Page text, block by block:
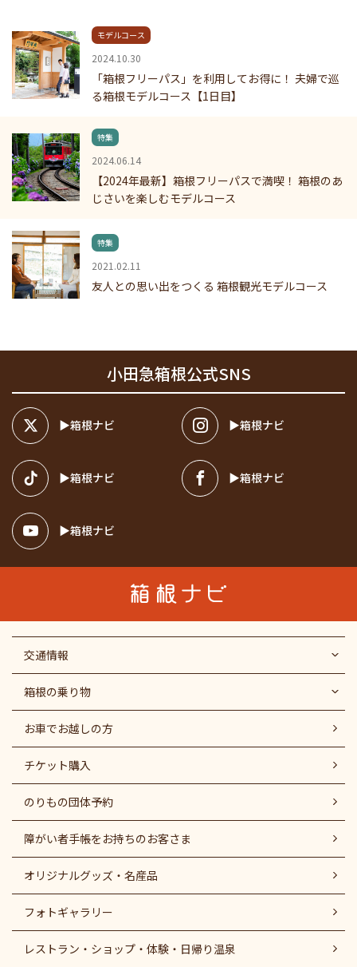
モデルコース
2024.10.30
「箱根フリーパス」を利用してお得に！ 夫婦で巡
る箱根モデルコース【1日目】
特集
2024.06.14
【2024年最新】箱根フリーパスで満喫！ 箱根のあ
じさいを楽しむモデルコース
特集
2021.02.11
友人との思い出をつくる 箱根観光モデルコース
小田急箱根公式SNS
箱根ナビ 箱根ナビ
箱根ナビ 箱根ナビ
箱根ナビ
交通情報
箱根の乗り物
お車でお越しの方
チケット購入
のりもの団体予約
障がい者⼿帳をお持ちのお客さま
オリジナルグッズ・名産品
フォトギャラリー
レストラン・ショップ・体験・日帰り温泉